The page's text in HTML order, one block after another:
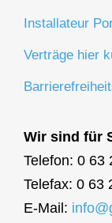
Installateur
Verträge hier
Wir sind für
Telefon: 0 63
Telefax: 0 63
E-Mail: